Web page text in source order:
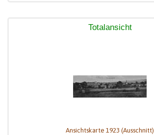
Totalansicht
Ansichtskarte 1923 (Ausschnitt)